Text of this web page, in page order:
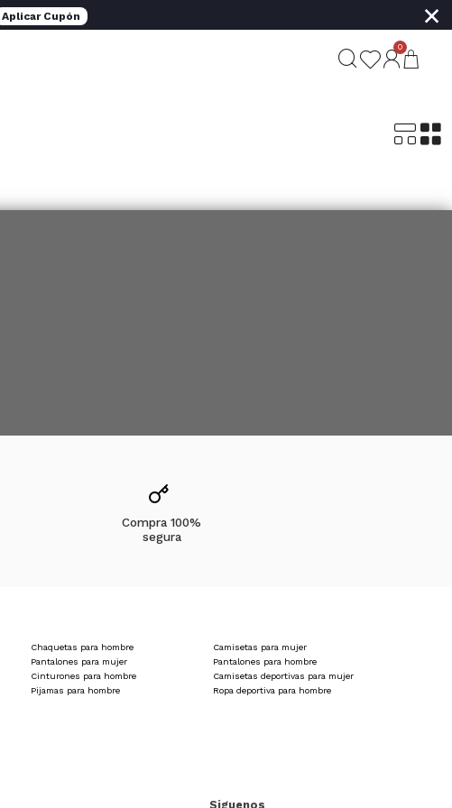
Aplicar Cupón ×
0
Compra 100%
segura
Chaquetas para hombre
Camisetas para mujer
Pantalones para mujer
Pantalones para hombre
Cinturones para hombre
Camisetas deportivas para mujer
Pijamas para hombre Ropa deportiva para hombre
Siguenos